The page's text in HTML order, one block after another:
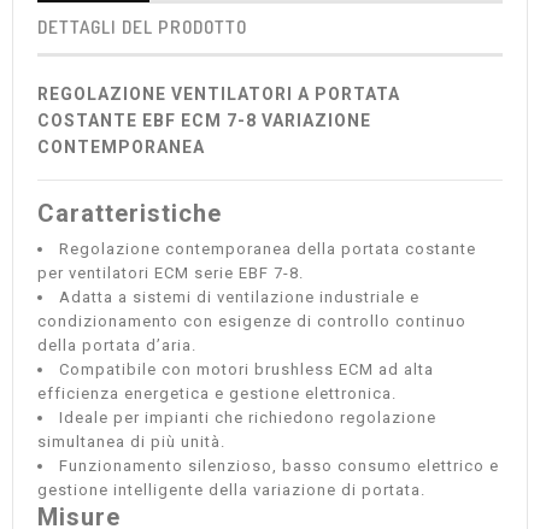
DETTAGLI DEL PRODOTTO
REGOLAZIONE VENTILATORI A PORTATA
COSTANTE EBF ECM 7-8 VARIAZIONE
CONTEMPORANEA
Caratteristiche
Regolazione contemporanea della portata costante
per ventilatori ECM serie EBF 7-8.
Adatta a sistemi di ventilazione industriale e
condizionamento con esigenze di controllo continuo
della portata d’aria.
Compatibile con motori brushless ECM ad alta
efficienza energetica e gestione elettronica.
Ideale per impianti che richiedono regolazione
simultanea di più unità.
Funzionamento silenzioso, basso consumo elettrico e
gestione intelligente della variazione di portata.
Misure